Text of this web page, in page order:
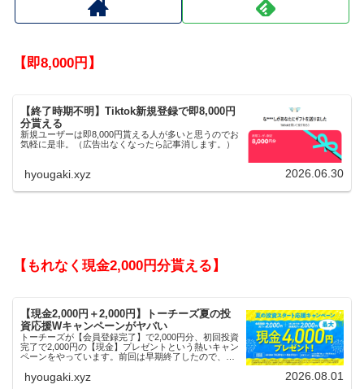
【即8,000円】
【終了時期不明】Tiktok新規登録で即8,000円
分貰える
新規ユーザーは即8,000円貰える人が多いと思うのでお
気軽に是非。（広告出なくなったら記事消します。）
hyougaki.xyz 2026.06.30
【もれなく現金2,000円分貰える】
【現金2,000円＋2,000円】トーチーズ夏の投
資応援Wキャンペーンがヤバい
トーチーズが【会員登録完了】で2,000円分、初回投資
完了で2,000円の【現金】プレゼントという熱いキャン
ペーンをやっています。前回は早期終了したので、使
hyougaki.xyz 2026.08.01